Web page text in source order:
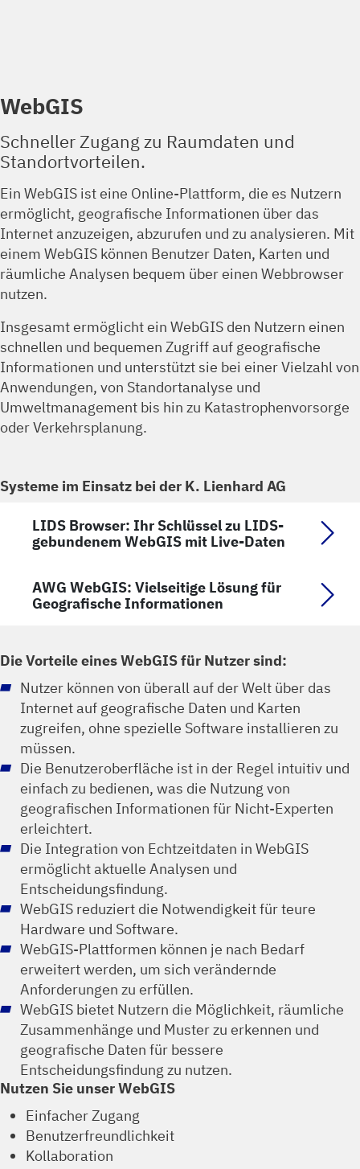
WebGIS
Schneller Zugang zu Raumdaten und
Standortvorteilen.
Ein WebGIS ist eine Online-Plattform, die es Nutzern
ermöglicht, geografische Informationen über das
Internet anzuzeigen, abzurufen und zu analysieren. Mit
einem WebGIS können Benutzer Daten, Karten und
räumliche Analysen bequem über einen Webbrowser
nutzen.
Insgesamt ermöglicht ein WebGIS den Nutzern einen
schnellen und bequemen Zugriff auf geografische
Informationen und unterstützt sie bei einer Vielzahl von
Anwendungen, von Standortanalyse und
Umweltmanagement bis hin zu Katastrophenvorsorge
oder Verkehrsplanung.
Systeme im Einsatz bei der K. Lienhard AG
LIDS Browser: Ihr Schlüssel zu LIDS-
gebundenem WebGIS mit Live-Daten
AWG WebGIS: Vielseitige Lösung für
Geografische Informationen
Die Vorteile eines WebGIS für Nutzer sind:
Nutzer können von überall auf der Welt über das
Internet auf geografische Daten und Karten
zugreifen, ohne spezielle Software installieren zu
müssen.
Die Benutzeroberfläche ist in der Regel intuitiv und
einfach zu bedienen, was die Nutzung von
geografischen Informationen für Nicht-Experten
erleichtert.
Die Integration von Echtzeitdaten in WebGIS
ermöglicht aktuelle Analysen und
Entscheidungsfindung.
WebGIS reduziert die Notwendigkeit für teure
Hardware und Software.
WebGIS-Plattformen können je nach Bedarf
erweitert werden, um sich verändernde
Anforderungen zu erfüllen.
WebGIS bietet Nutzern die Möglichkeit, räumliche
Zusammenhänge und Muster zu erkennen und
geografische Daten für bessere
Entscheidungsfindung zu nutzen.
Nutzen Sie unser WebGIS
Einfacher Zugang
Benutzerfreundlichkeit
Kollaboration